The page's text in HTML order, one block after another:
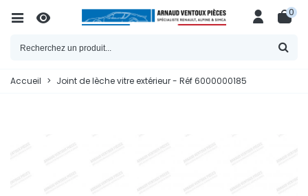
0
Accueil > Joint de lèche vitre extérieur - Réf 6000000185